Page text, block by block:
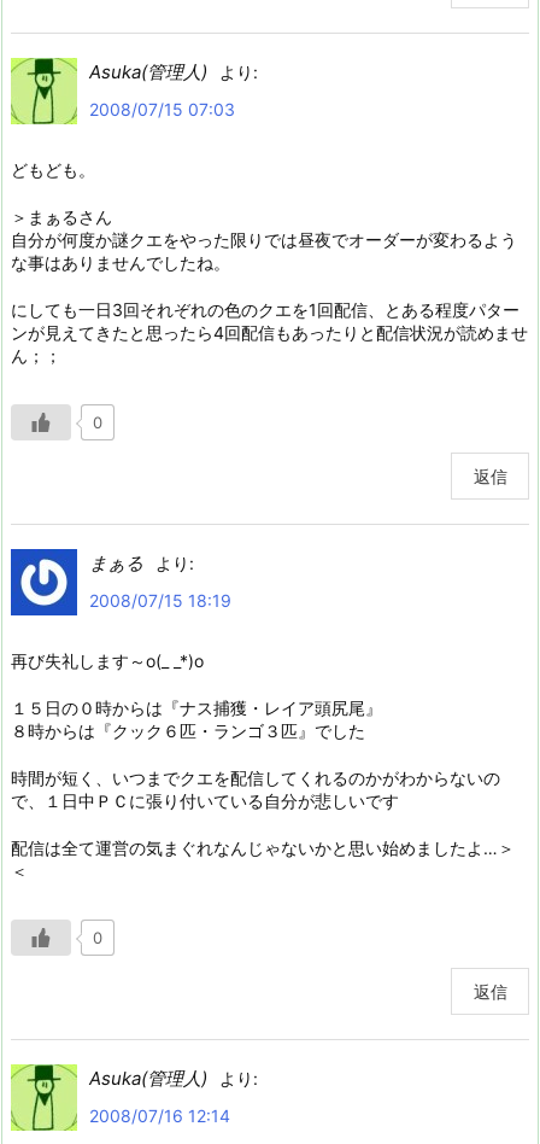
Asuka(管理人)
より:
2008/07/15 07:03
どもども。
＞まぁるさん
自分が何度か謎クエをやった限りでは昼夜でオーダーが変わるよう
な事はありませんでしたね。
にしても一日3回それぞれの色のクエを1回配信、とある程度パター
ンが見えてきたと思ったら4回配信もあったりと配信状況が読めませ
ん；；
0
返信
まぁる
より:
2008/07/15 18:19
再び失礼します～o(_ _*)o
１５日の０時からは『ナス捕獲・レイア頭尻尾』
８時からは『クック６匹・ランゴ３匹』でした
時間が短く、いつまでクエを配信してくれるのかがわからないの
で、１日中ＰＣに張り付いている自分が悲しいです
配信は全て運営の気まぐれなんじゃないかと思い始めましたよ…＞
＜
0
返信
Asuka(管理人)
より:
2008/07/16 12:14